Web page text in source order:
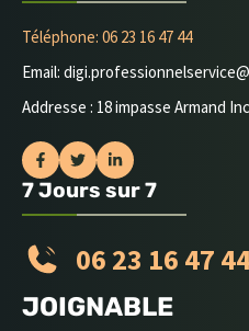
Téléphone: 06 23 16 47 44
Email:
Addresse : 18 impasse Armand
7 Jours sur 7
06 23 16 47
JOIGNABLE